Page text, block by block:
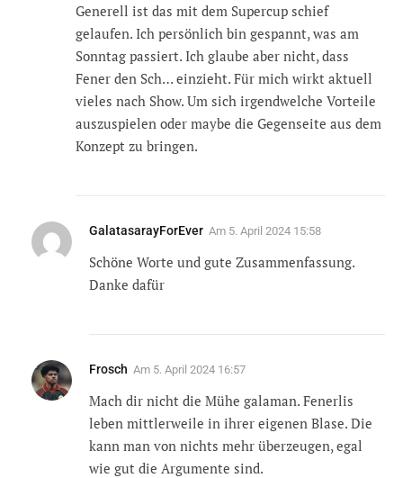
Generell ist das mit dem Supercup schief
gelaufen. Ich persönlich bin gespannt, was am
Sonntag passiert. Ich glaube aber nicht, dass
Fener den Sch… einzieht. Für mich wirkt aktuell
vieles nach Show. Um sich irgendwelche Vorteile
auszuspielen oder maybe die Gegenseite aus dem
Konzept zu bringen.
GalatasarayForEver Am 5. April 2024 15:58
Schöne Worte und gute Zusammenfassung.
Danke dafür
Frosch Am 5. April 2024 16:57
Mach dir nicht die Mühe galaman. Fenerlis
leben mittlerweile in ihrer eigenen Blase. Die
kann man von nichts mehr überzeugen, egal
wie gut die Argumente sind.